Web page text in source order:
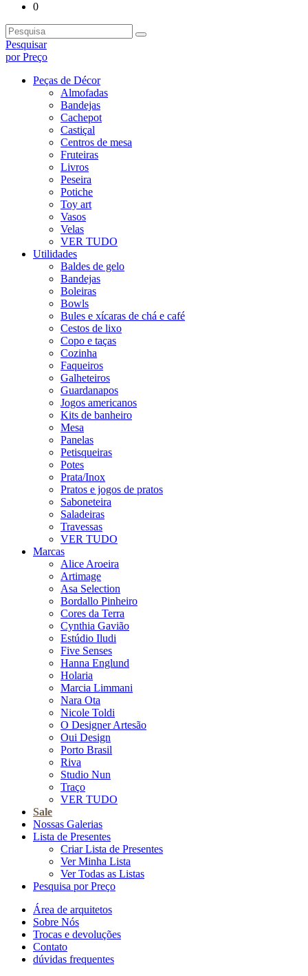
0
Pesquisar
por Preço
Peças de Décor
Almofadas
Bandejas
Cachepot
Castiçal
Centros de mesa
Fruteiras
Livros
Peseira
Potiche
Toy art
Vasos
Velas
VER TUDO
Utilidades
Baldes de gelo
Bandejas
Boleiras
Bowls
Bules e xícaras de chá e café
Cestos de lixo
Copo e taças
Cozinha
Faqueiros
Galheteiros
Guardanapos
Jogos americanos
Kits de banheiro
Mesa
Panelas
Petisqueiras
Potes
Prata/Inox
Pratos e jogos de pratos
Saboneteira
Saladeiras
Travessas
VER TUDO
Marcas
Alice Aroeira
Artimage
Asa Selection
Bordallo Pinheiro
Cores da Terra
Cynthia Gavião
Estúdio Iludi
Five Senses
Hanna Englund
Holaria
Marcia Limmani
Nara Ota
Nicole Toldi
O Designer Artesão
Oui Design
Porto Brasil
Riva
Studio Nun
Traço
VER TUDO
Sale
Nossas Galerias
Lista de Presentes
Criar Lista de Presentes
Ver Minha Lista
Ver Todas as Listas
Pesquisa por Preço
Área de arquitetos
Sobre Nós
Trocas e devoluções
Contato
dúvidas frequentes